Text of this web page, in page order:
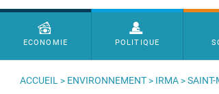
Menu principal
ECONOMIE POLITIQUE
ACCUEIL > ENVIRONNEMENT > IRMA >